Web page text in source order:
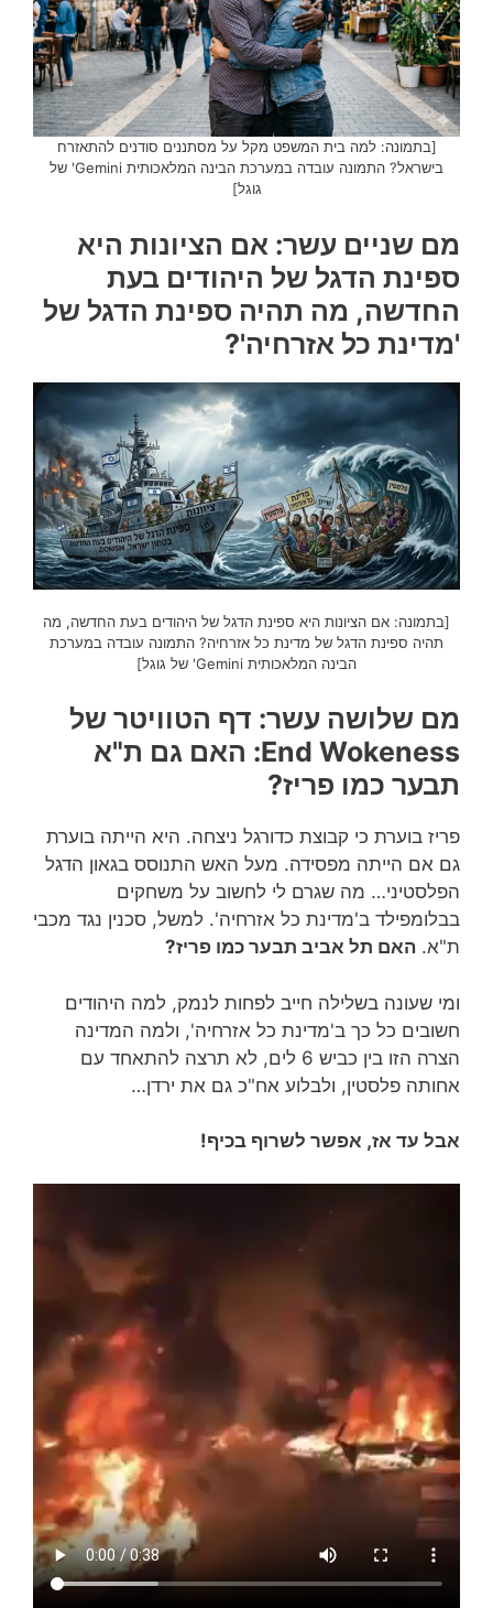
[בתמונה: למה בית המשפט מקל על מסתננים סודנים להתאזרח
בישראל? התמונה עובדה במערכת הבינה המלאכותית Gemini' של
גוגל]
מם שניים עשר: אם הציונות היא
ספינת הדגל של היהודים בעת
החדשה, מה תהיה ספינת הדגל של
'מדינת כל אזרחיה'?
[בתמונה: אם הציונות היא ספינת הדגל של היהודים בעת החדשה, מה
תהיה ספינת הדגל של מדינת כל אזרחיה? התמונה עובדה במערכת
הבינה המלאכותית Gemini' של גוגל]
מם שלושה עשר: דף הטוויטר של
End Wokeness: האם גם ת"א
תבער כמו פריז?
פריז בוערת כי קבוצת כדורגל ניצחה. היא הייתה בוערת
גם אם הייתה מפסידה. מעל האש התנוסס בגאון הדגל
הפלסטיני… מה שגרם לי לחשוב על משחקים
בבלומפילד ב'מדינת כל אזרחיה'. למשל, סכנין נגד מכבי
ת"א. האם תל אביב תבער כמו פריז?
ומי שעונה בשלילה חייב לפחות לנמק, למה היהודים
חשובים כל כך ב'מדינת כל אזרחיה', ולמה המדינה
הצרה הזו בין כביש 6 לים, לא תרצה להתאחד עם
אחותה פלסטין, ולבלוע אח"כ גם את ירדן…
אבל עד אז, אפשר לשרוף בכיף!